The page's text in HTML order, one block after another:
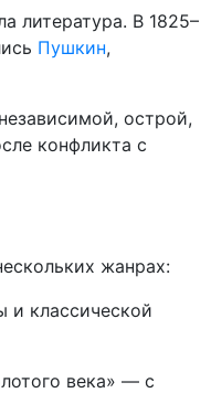
литература. В 1825–
Пушкин,
острой,
конфликта с
жанрах:
и классической
века» — с